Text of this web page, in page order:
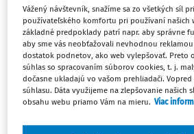
Ups, zatiaľ ste si
začiatok...
Celý odborný obsah z
dostupný
Vážený návštevník, snažíme sa zo všetkých síl
používateľského komfortu pri používaní našich
základné predpoklady patrí napr. aby správne
aby sme vás neobťažovali nevhodnou
dostatok podnetov, ako web vylepšovať. Preto
súhlas so spracovaním súborov cookies, t. j.
dočasne ukladajú vo vašom prehliadači.
súhlasu. Dáta využijeme na zlepšovanie našich
obsahu webu priamo Vám na mieru. Viac